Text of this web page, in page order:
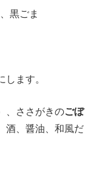
黒ごま
ます。
、ささがきのごぼ
酒、醤油、和風だ